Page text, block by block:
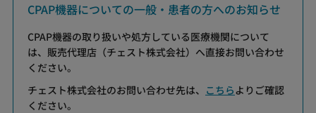
CPAP機器についての一般・患者の方へのお知らせ
CPAP機器の取り扱いや処方している医療機関について
は、販売代理店（チェスト株式会社）へ直接お問い合わせ
ください。
チェスト株式会社のお問い合わせ先は、 こちらよりご確認
ください。